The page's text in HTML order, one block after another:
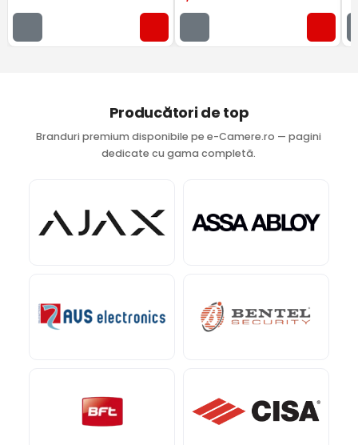
Producători de top
Branduri premium disponibile pe e-Camere.ro — pagini
dedicate cu gama completă.